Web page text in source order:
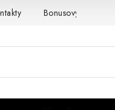
Bonusový program